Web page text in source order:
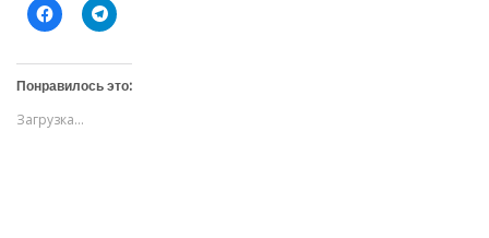
Н
а
и
т
е
ч
Н
а
и
т
е
Понравилось это:
Загрузка...